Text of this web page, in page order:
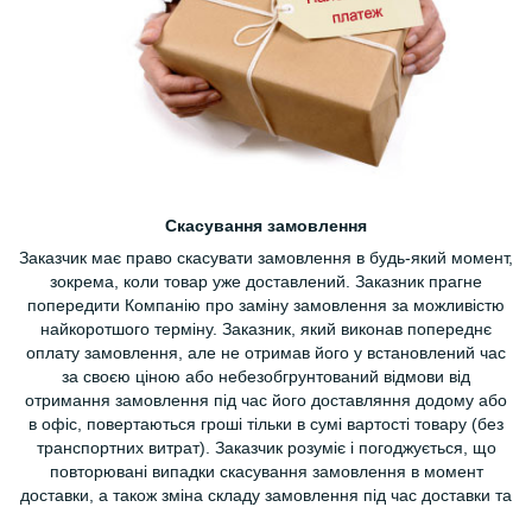
Скасування замовлення
Заказчик має право скасувати замовлення в будь-який момент,
зокрема, коли товар уже доставлений. Заказник прагне
попередити Компанію про заміну замовлення за можливістю
найкоротшого терміну. Заказник, який виконав попереднє
оплату замовлення, але не отримав його у встановлений час
за своєю ціною або небезобгрунтований відмови від
отримання замовлення під час його доставляння додому або
в офіс, повертаються гроші тільки в сумі вартості товару (без
транспортних витрат). Заказчик розуміє і погоджується, що
повторювані випадки скасування замовлення в момент
доставки, а також зміна складу замовлення під час доставки та